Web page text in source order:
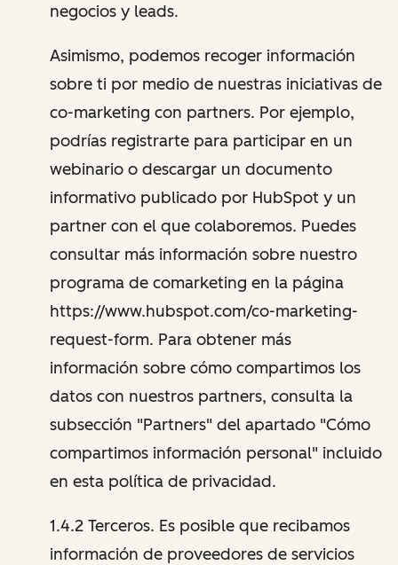
negocios y leads.
Asimismo, podemos recoger información
sobre ti por medio de nuestras iniciativas de
co-marketing con partners. Por ejemplo,
podrías registrarte para participar en un
webinario o descargar un documento
informativo publicado por HubSpot y un
partner con el que colaboremos. Puedes
consultar más información sobre nuestro
programa de comarketing en la página
https://www.hubspot.com/co-marketing-
request-form. Para obtener más
información sobre cómo compartimos los
datos con nuestros partners, consulta la
subsección "Partners" del apartado "Cómo
compartimos información personal" incluido
en esta política de privacidad.
1.4.2 Terceros. Es posible que recibamos
información de proveedores de servicios